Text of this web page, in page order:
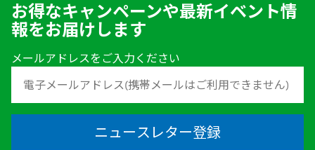
お得なキャンペーンや最新イベント情
報をお届けします
メールアドレスをご入力ください
ニュースレター登録